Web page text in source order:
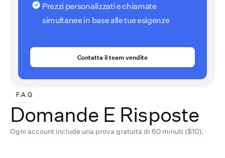
Prezzi personalizzati e chiamate
simultanee in base alle tue esigenze
Contatta il team vendite
F.A.Q
Domande E Risposte
Ogni account include una prova gratuita di 60 minuti ($10).